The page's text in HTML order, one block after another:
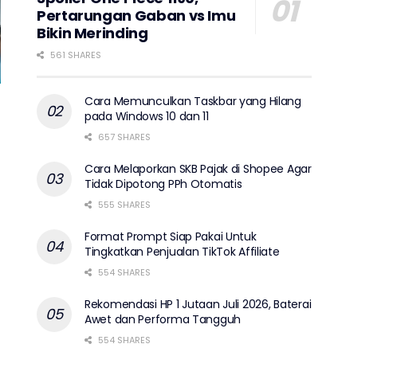
Pertarungan Gaban vs Imu
Bikin Merinding
561 SHARES
Cara Memunculkan Taskbar yang Hilang
pada Windows 10 dan 11
657 SHARES
Cara Melaporkan SKB Pajak di Shopee Agar
Tidak Dipotong PPh Otomatis
555 SHARES
Format Prompt Siap Pakai Untuk
Tingkatkan Penjualan TikTok Affiliate
554 SHARES
Rekomendasi HP 1 Jutaan Juli 2026, Baterai
Awet dan Performa Tangguh
554 SHARES